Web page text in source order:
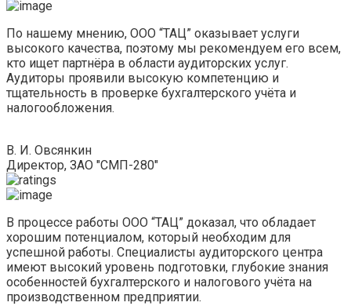
По нашему мнению, ООО “ТАЦ” оказывает услуги
высокого качества, поэтому мы рекомендуем его всем,
кто ищет партнёра в области аудиторских услуг.
Аудиторы проявили высокую компетенцию и
тщательность в проверке бухгалтерского учёта и
налогообложения.
В. И. Овсянкин
Директор, ЗАО "СМП-280"
В процессе работы ООО “ТАЦ” доказал, что обладает
хорошим потенциалом, который необходим для
успешной работы. Специалисты аудиторского центра
имеют высокий уровень подготовки, глубокие знания
особенностей бухгалтерского и налогового учёта на
производственном предприятии.